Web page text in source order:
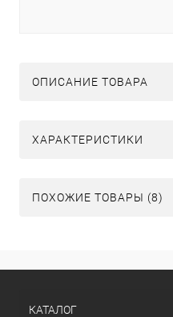
ОПИСАНИЕ ТОВАРА
ХАРАКТЕРИСТИКИ
ПОХОЖИЕ ТОВАРЫ (8)
КАТАЛОГ